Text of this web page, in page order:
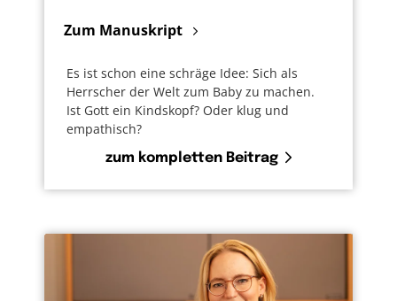
Zum Manuskript
Es ist schon eine schräge Idee: Sich als
Herrscher der Welt zum Baby zu machen.
Ist Gott ein Kindskopf? Oder klug und
empathisch?
zum kompletten Beitrag